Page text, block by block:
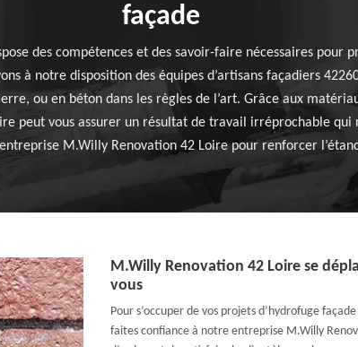
façade
des compétences et des savoir-faire nécessaires
à notre disposition des équipes d’artisans façadiers
ou en béton dans les règles de l’art. Grâce aux
peut vous assurer un résultat de travail irréprochable qui
M.Willy Renovation 42 Loire pour renforcer
M.Willy Renovation 42 Loire se
vous
Pour s’occuper de vos projets d’hydrofuge
faites confiance à notre entreprise M.Willy